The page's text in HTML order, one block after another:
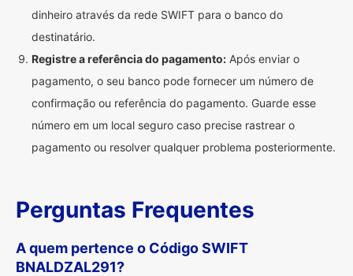
dinheiro através da rede SWIFT para o banco do
destinatário.
Registre a referência do pagamento: Após enviar o
pagamento, o seu banco pode fornecer um número de
confirmação ou referência do pagamento. Guarde esse
número em um local seguro caso precise rastrear o
pagamento ou resolver qualquer problema posteriormente.
Perguntas Frequentes
A quem pertence o Código SWIFT
BNALDZAL291?